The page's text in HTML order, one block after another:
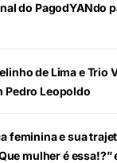
do PagodYANdo
de Lima e Trio
Pedro Leopoldo
feminina e sua
mulher é essa!?”